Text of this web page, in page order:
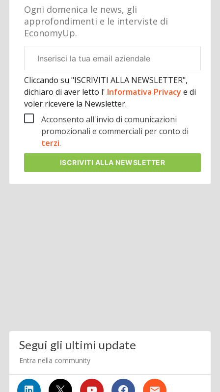
Ogni domenica le news, gli
approfondimenti e le interviste di
EconomyUp.
aziendale
Cliccando su "ISCRIVITI ALLA NEWSLETTER",
dichiaro di aver letto l' Informativa Privacye di
voler ricevere la Newsletter.
Acconsento all'invio di comunicazioni
promozionali e commerciali per conto di
terzi.
ISCRIVITI ALLA NEWSLETTER
Segui gli ultimi update
Entra nella community